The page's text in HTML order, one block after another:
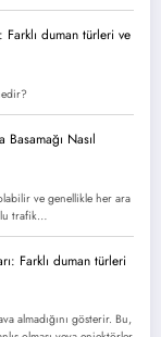
Farklı duman türleri ve
Nasıl
ve genellikle her ara
trafik…
Farklı duman türleri
almadığını gösterir. Bu,